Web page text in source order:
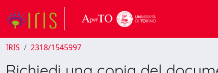
IRIS 2318/1545997